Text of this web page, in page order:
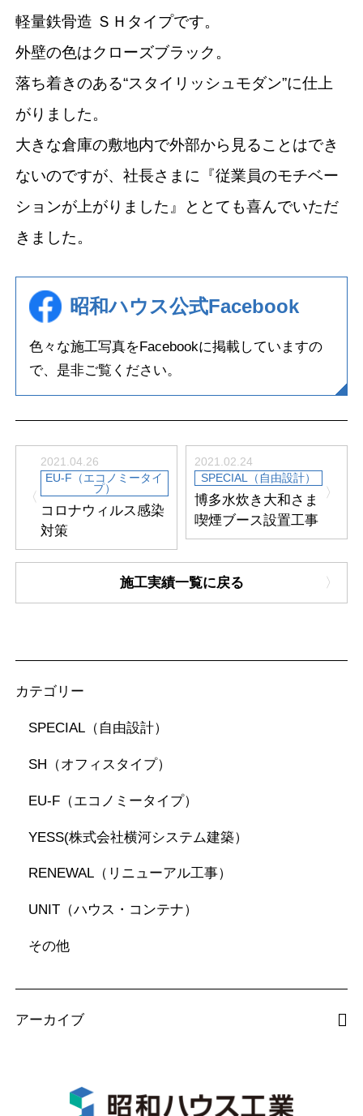
軽量鉄骨造 ＳＨタイプです。
外壁の色はクローズブラック。
落ち着きのある“スタイリッシュモダン”に仕上
がりました。
大きな倉庫の敷地内で外部から見ることはでき
ないのですが、社長さまに『従業員のモチベー
ションが上がりました』ととても喜んでいただ
きました。
昭和ハウス公式Facebook
色々な施工写真をFacebookに掲載していますの
で、 是非ご覧ください。
2021.04.26
EU-F（エコノミータイ
プ）
コロナウィルス感染
対策
2021.02.24
SPECIAL（自由設計）
博多水炊き大和さま
喫煙ブース設置工事
施工実績一覧に戻る
カテゴリー
SPECIAL（自由設計）
SH（オフィスタイプ）
EU-F（エコノミータイプ）
YESS(株式会社横河システム建築）
RENEWAL（リニューアル工事）
UNIT（ハウス・コンテナ）
その他
アーカイブ